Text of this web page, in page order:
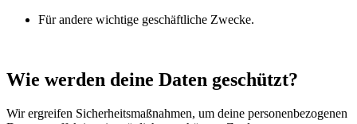
Für andere wichtige geschäftliche Zwecke.
Wie werden deine Daten geschützt?
Wir ergreifen Sicherheitsmaßnahmen, um deine personenbezogenen